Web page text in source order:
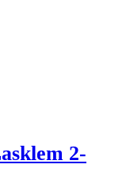
2-